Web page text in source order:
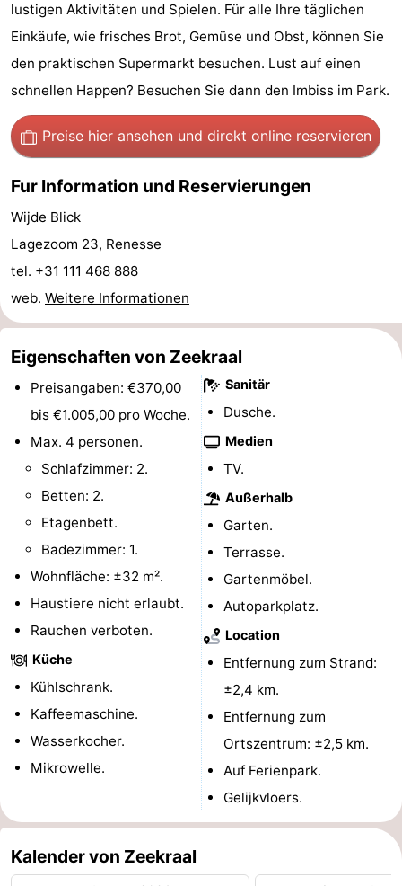
Aussichtspunkte
Attraktionen
-
Spielplätze
-
Indoor-
Spielplätze
-
Bowling
Minigolfplätze
Wellness-
Zentren
Dörfer
&
Städte
Natur
Führungen
Radfahren
Reiten
-
Surfen
-
und
Veranstaltungen
lustigen Aktivitäten und Spielen. Für alle Ihre täglichen
Einkäufe, wie frisches Brot, Gemüse und Obst, können Sie
den praktischen Supermarkt besuchen. Lust auf einen
schnellen Happen? Besuchen Sie dann den Imbiss im Park.
Preise hier ansehen und direkt online reservieren
Fur Information und Reservierungen
Wijde Blick
Lagezoom 23, Renesse
tel. +31 111 468 888
web. Weitere Informationen
Eigenschaften von Zeekraal
Preisangaben: €370,00
bis €1.005,00 pro Woche.
Max. 4 personen.
Schlafzimmer: 2.
Betten: 2.
Etagenbett.
Badezimmer: 1.
Wohnfläche: ±32 m².
Haustiere nicht erlaubt.
Rauchen verboten.
Küche
Kühlschrank.
Kaffeemaschine.
Wasserkocher.
Mikrowelle.
Sanitär
Dusche.
Medien
TV.
Außerhalb
Garten.
Terrasse.
Gartenmöbel.
Autoparkplatz.
Location
Entfernung zum Strand:
±2,4 km.
Entfernung zum
Ortszentrum: ±2,5 km.
Auf Ferienpark.
Gelijkvloers.
Kalender von Zeekraal